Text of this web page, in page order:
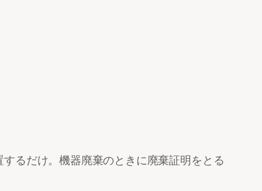
るだけ。機器廃棄のときに廃棄証明をとる